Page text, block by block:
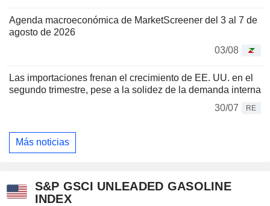
Agenda macroeconómica de MarketScreener del 3 al 7 de
agosto de 2026
03/08
Las importaciones frenan el crecimiento de EE. UU. en el
segundo trimestre, pese a la solidez de la demanda interna
30/07
RE
Más noticias
S&P GSCI UNLEADED GASOLINE
INDEX